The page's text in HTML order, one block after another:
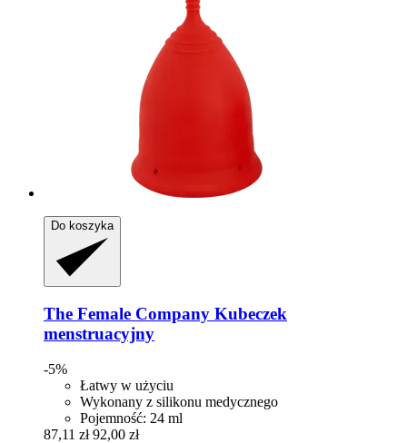
Do koszyka
The Female Company Kubeczek
menstruacyjny
-5%
Łatwy w użyciu
Wykonany z silikonu medycznego
Pojemność: 24 ml
87,11 zł 92,00 zł